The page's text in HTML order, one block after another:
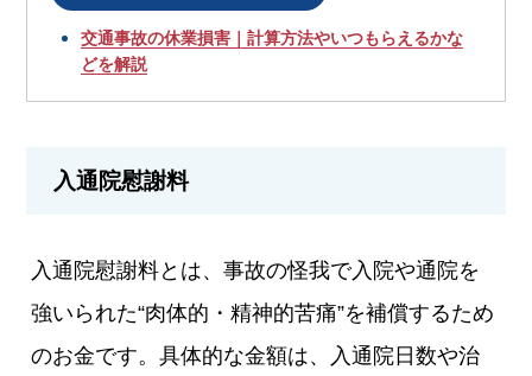
交通事故の休業損害｜計算方法やいつもらえるかな
どを解説
入通院慰謝料
入通院慰謝料とは、事故の怪我で入院や通院を
強いられた“肉体的・精神的苦痛”を補償するため
のお金です。具体的な金額は、入通院日数や治